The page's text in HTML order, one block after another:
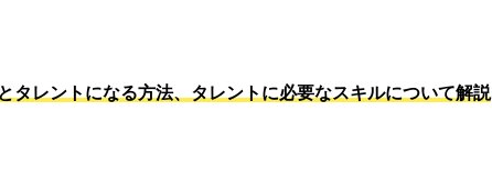
タレントになる方法、タレントに必要なスキルについて解説